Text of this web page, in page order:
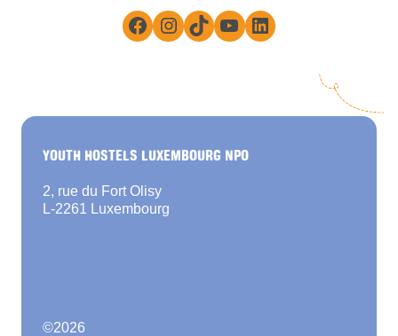
Facebook
Instagram
TikTokYouTube
LinkedIn
YOUTH HOSTELS LUXEMBOURG NPO
2, rue du Fort Olisy
L-2261 Luxembourg
©2026